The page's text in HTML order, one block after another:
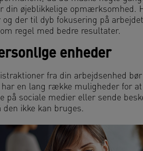
din øjeblikkelige opmærksomhed.
der til dyb fokusering på
regel med bedre resultater.
enheder
fra din arbejdsenhed
har en lang række muligheder for
på sociale medier eller sende
ikke kan bruges.